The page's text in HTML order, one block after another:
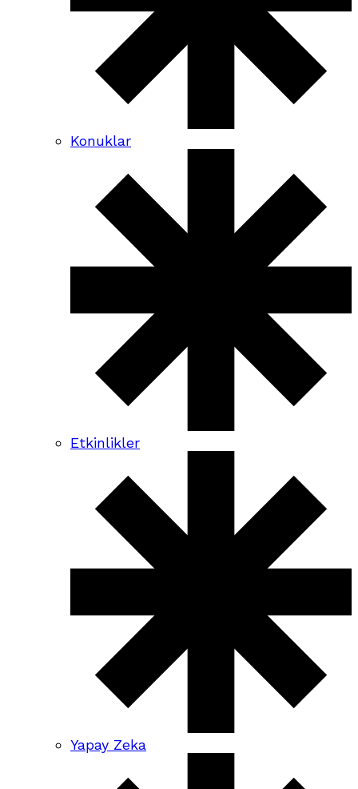
Konuklar
Etkinlikler
Yapay Zeka